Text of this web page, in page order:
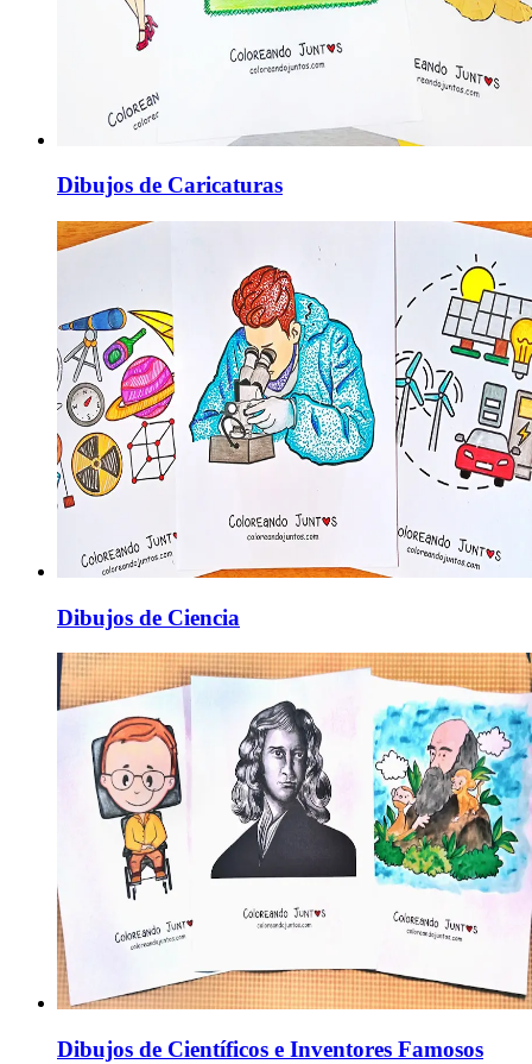
Dibujos de Caricaturas
Dibujos de Ciencia
Dibujos de Científicos e Inventores Famosos